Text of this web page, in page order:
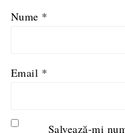
Nume *
Email *
Salvează-mi